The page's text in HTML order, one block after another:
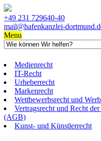
+49 231 729640-40
mail@hafenkanzlei-
Menu
Medienrecht
IT-Recht
Urheberrecht
Markenrecht
Wettbewerbsrecht und
Vertragsrecht und Recht
(AGB)
Kunst- und Künstlerrecht